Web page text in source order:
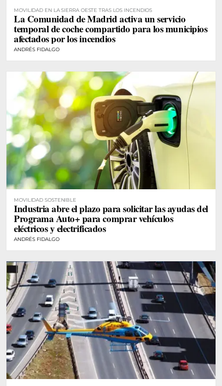
MOVILIDAD EN LA SIERRA OESTE TRAS LOS INCENDIOS
La Comunidad de Madrid activa un servicio
temporal de coche compartido para los municipios
afectados por los incendios
ANDRÉS FIDALGO
MOVILIDAD SOSTENIBLE
Industria abre el plazo para solicitar las ayudas del
Programa Auto+ para comprar vehículos
eléctricos y electrificados
ANDRÉS FIDALGO